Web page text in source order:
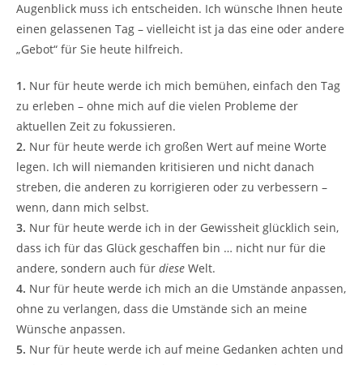
Augenblick muss ich entscheiden. Ich wünsche Ihnen heute
einen gelassenen Tag – vielleicht ist ja das eine oder andere
„Gebot“ für Sie heute hilfreich.
1. Nur für heute werde ich mich bemühen, einfach den Tag
zu erleben – ohne mich auf die vielen Probleme der
aktuellen Zeit zu fokussieren.
2. Nur für heute werde ich großen Wert auf meine Worte
legen. Ich will niemanden kritisieren und nicht danach
streben, die anderen zu korrigieren oder zu verbessern –
wenn, dann mich selbst.
3. Nur für heute werde ich in der Gewissheit glücklich sein,
dass ich für das Glück geschaffen bin … nicht nur für die
andere, sondern auch für diese Welt.
4. Nur für heute werde ich mich an die Umstände anpassen,
ohne zu verlangen, dass die Umstände sich an meine
Wünsche anpassen.
5. Nur für heute werde ich auf meine Gedanken achten und